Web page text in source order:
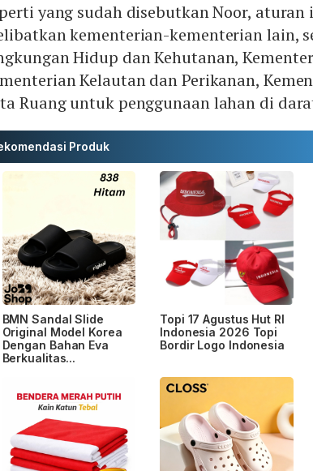
yang sudah disebutkan Noor, aturan
kementerian-kementerian lain,
Hidup dan Kehutanan,
Kelautan dan Perikanan,
Ruang untuk penggunaan lahan di
Produk
BMN Sandal Slide
Original Model Korea
Dengan Bahan Eva
Berkualitas...
Topi 17 Agustus Hut RI
Indonesia 2026 Topi
Bordir Logo Indonesia